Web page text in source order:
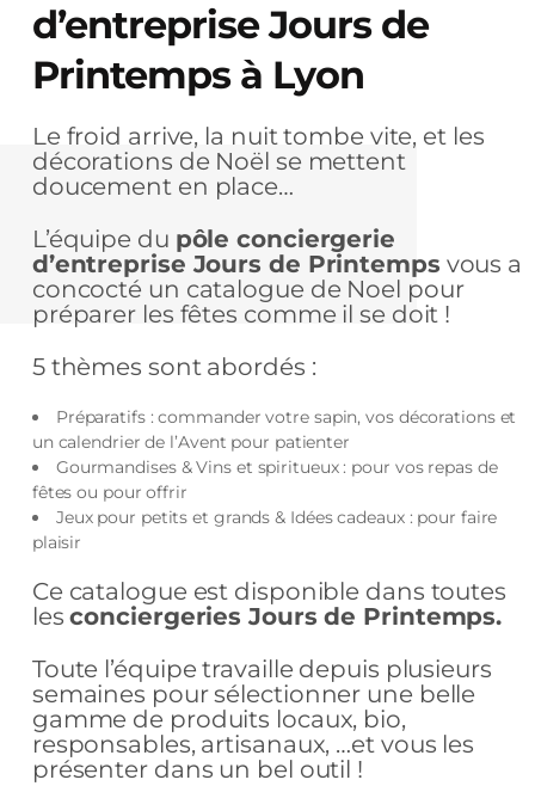
d’entreprise Jours de
Printemps à Lyon
Le froid arrive, la nuit tombe vite, et les
décorations de Noël se mettent
doucement en place…
L’équipe du pôle conciergerie
d’entreprise Jours de Printemps vous a
concocté un catalogue de Noel pour
préparer les fêtes comme il se doit !
5 thèmes sont abordés :
Préparatifs : commander votre sapin, vos décorations et
un calendrier de l’Avent pour patienter
Gourmandises & Vins et spiritueux : pour vos repas de
fêtes ou pour offrir
Jeux pour petits et grands & Idées cadeaux : pour faire
plaisir
Ce catalogue est disponible dans toutes
lesconciergeries Jours de Printemps.
Toute l’équipe travaille depuis plusieurs
semaines pour sélectionner une belle
gamme de produits locaux, bio,
responsables, artisanaux, …et vous les
présenter dans un bel outil !